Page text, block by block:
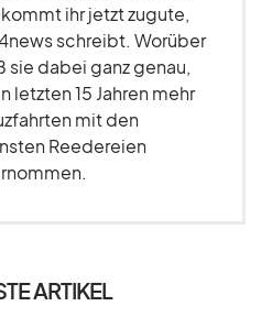
ihr jetzt zugute,
schreibt. Worüber
sie dabei ganz genau,
letzten 15 Jahren mehr
mit den
Reedereien
ARTIKEL